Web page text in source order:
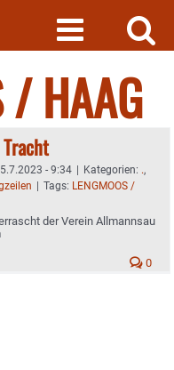
/ HAAG
- 9:34 | Kategorien: .,
| Tags: LENGMOOS /
der Verein Allmannsau
0